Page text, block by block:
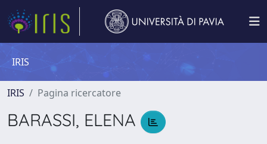
IRIS
IRIS Pagina ricercatore
BARASSI, ELENA